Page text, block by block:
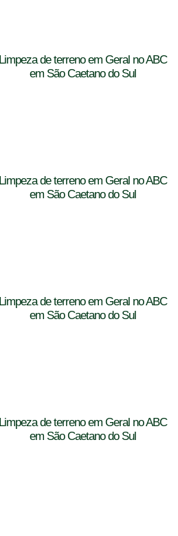
Limpeza de terreno em Geral no ABC
em São Caetano do Sul
Limpeza de terreno em Geral no ABC
em São Caetano do Sul
Limpeza de terreno em Geral no ABC
em São Caetano do Sul
Limpeza de terreno em Geral no ABC
em São Caetano do Sul